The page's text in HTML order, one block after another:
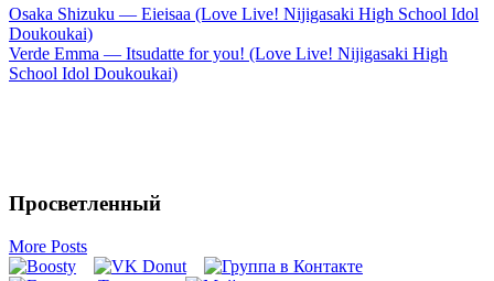
Osaka Shizuku — Eieisaa (Love Live! Nijigasaki High School Idol
Doukoukai)
Verde Emma — Itsudatte for you! (Love Live! Nijigasaki High
School Idol Doukoukai)
Просветленный
More Posts